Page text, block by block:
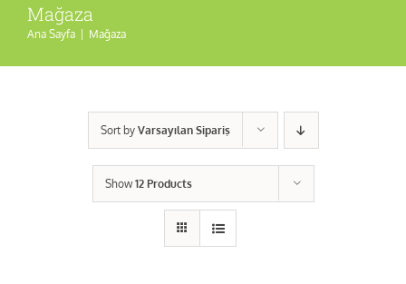
Mağaza
Ana Sayfa | Mağaza
Sort by Varsayılan Sipariş
Show12 Products